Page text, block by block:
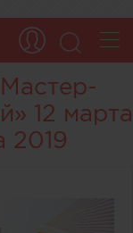
12 марта
2019